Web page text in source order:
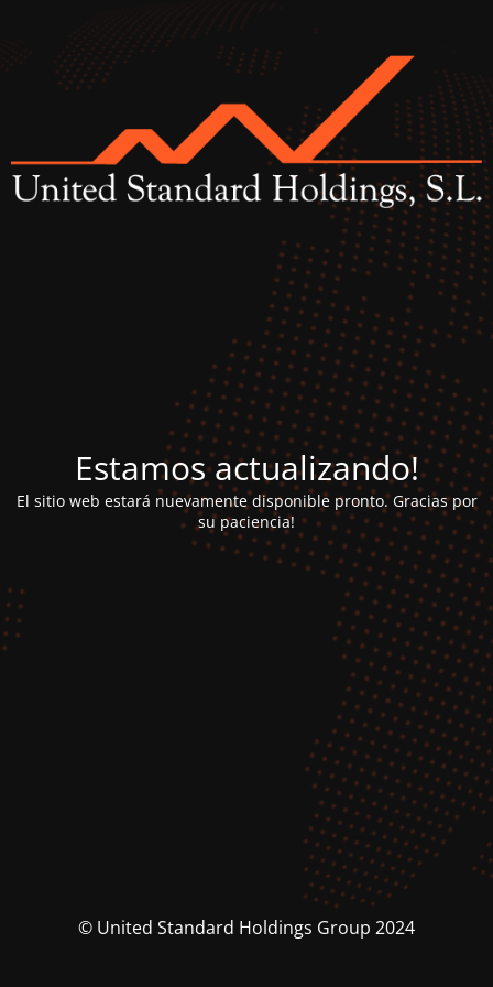
Estamos actualizando!
El sitio web estará nuevamente disponible pronto. Gracias por
su paciencia!
© United Standard Holdings Group 2024